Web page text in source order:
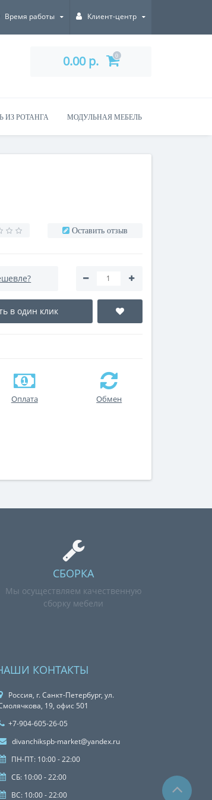
Время работы Клиент-центр
0.00 р. 0
ИЗ РОТАНГА МОДУЛЬНАЯ МЕБЕЛЬ
Оставить отзыв
в один клик
Оплата Обмен
СБОРКА
Мы осуществляем качественную
сборку мебели
КОНТАКТЫ
Россия, г. Санкт-Петербург, ул.
19, офис 501
+7-904-605-26-05
divanchikspb-market@yandex.ru
ПН-ПТ: 10:00 - 22:00
СБ: 10:00 - 22:00
ВС: 10:00 - 22:00